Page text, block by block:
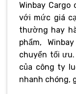
Winbay
với mức giá
thường hay
phẩm,
chuyển tối
của công ty
nhanh chóng,